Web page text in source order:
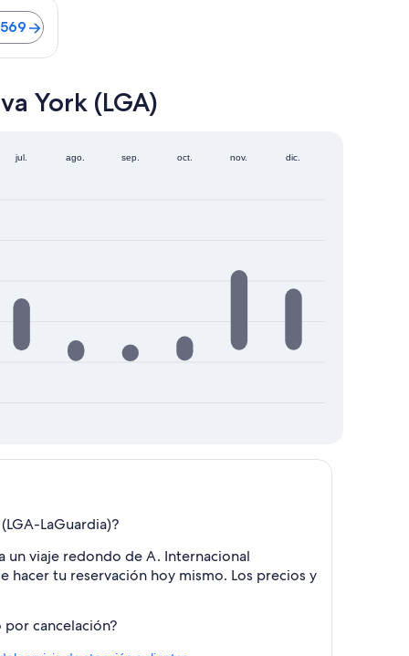
50 minutos. Vuelos desde $569
York (LGA)
jul. ago. sep. oct. nov. dic.
LaGuardia)?
un viaje redondo de A. Internacional
hacer tu reservación hoy mismo. Los precios y
por cancelación?